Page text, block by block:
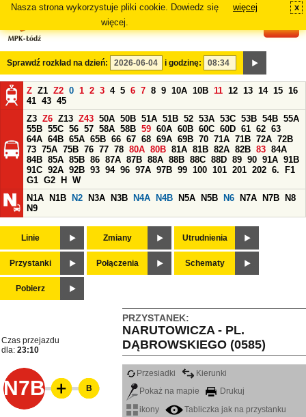
Nasza strona wykorzystuje pliki cookie. Dowiedz się
więcej.
więcej x
Sprawdź rozkład na dzień: i godzinę:
Z Z1 Z2 0 1 2 3 4 5 6 7 8 9 10A 10B 11 12 13 14 15 16
41 43 45
Z3 Z6 Z13 Z43 50A 50B 51A 51B 52 53A 53C 53B 54B 55A
55B 55C 56 57 58A 58B 59 60A 60B 60C 60D 61 62 63
64A 64B 65A 65B 66 67 68 69A 69B 70 71A 71B 72A 72B
73 75A 75B 76 77 78 80A 80B 81A 81B 82A 82B 83 84A
84B 85A 85B 86 87A 87B 88A 88B 88C 88D 89 90 91A 91B
91C 92A 92B 93 94 96 97A 97B 99 100 101 201 202 6.
F1
G1 G2 H
W
N1A
N1B N2 N3A N3B N4A N4B N5A N5B N6 N7A N7B
N8
N9
Linie Zmiany Utrudnienia
Przystanki Połączenia Schematy
Pobierz
PRZYSTANEK:
NARUTOWICZA - PL.
DĄBROWSKIEGO (0585)
Czas przejazdu
dla: 23:10
N7B
Przesiadki
Kierunki
Pokaż na mapie
Drukuj
ikony
Tabliczka jak na przystanku
B